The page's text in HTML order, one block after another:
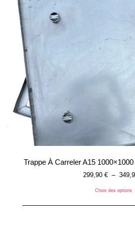
Trappe À Carreler A15
299,90 € –
Choix des options